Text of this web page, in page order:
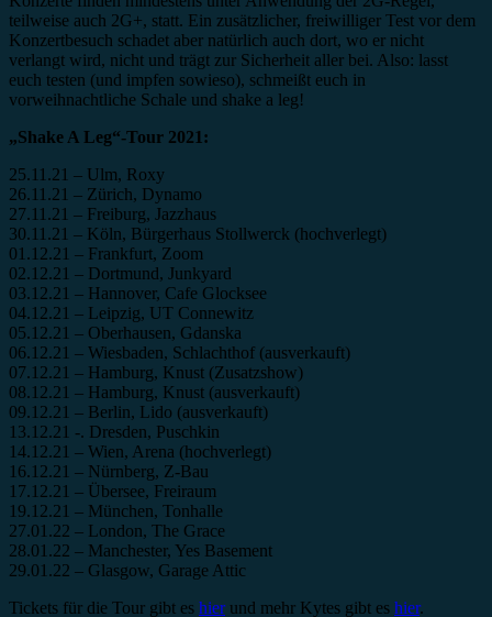
teilweise auch 2G+, statt. Ein zusätzlicher, freiwilliger Test vor dem
Konzertbesuch schadet aber natürlich auch dort, wo er nicht
verlangt wird, nicht und trägt zur Sicherheit aller bei. Also: lasst
euch testen (und impfen sowieso), schmeißt euch in
vorweihnachtliche Schale und shake a leg!
„Shake A Leg“-Tour 2021:
25.11.21 – Ulm, Roxy
26.11.21 – Zürich, Dynamo
27.11.21 – Freiburg, Jazzhaus
30.11.21 – Köln, Bürgerhaus Stollwerck (hochverlegt)
01.12.21 – Frankfurt, Zoom
02.12.21 – Dortmund, Junkyard
03.12.21 – Hannover, Cafe Glocksee
04.12.21 – Leipzig, UT Connewitz
05.12.21 – Oberhausen, Gdanska
06.12.21 – Wiesbaden, Schlachthof (ausverkauft)
07.12.21 – Hamburg, Knust (Zusatzshow)
08.12.21 – Hamburg, Knust (ausverkauft)
09.12.21 – Berlin, Lido (ausverkauft)
13.12.21 -. Dresden, Puschkin
14.12.21 – Wien, Arena (hochverlegt)
16.12.21 – Nürnberg, Z-Bau
17.12.21 – Übersee, Freiraum
19.12.21 – München, Tonhalle
27.01.22 – London, The Grace
28.01.22 – Manchester, Yes Basement
29.01.22 – Glasgow, Garage Attic
Tickets für die Tour gibt es hierund mehr Kytes gibt es hier.